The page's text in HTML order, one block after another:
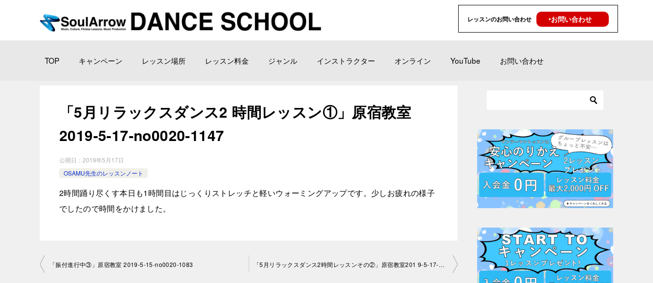
レッスンのお問い合わせ ‣お問い合わせ
TOP キャンペーン レッスン場所 レッスン料金 ジャンル インストラクター オンライン YouTube お問い合わせ
「5月リラックスダンス2 時間レッスン①」原宿教室
2019-5-17-no0020-1147
公開日： 2019年5月17日
OSAMU先生のレッスンノート
2時間踊り尽くす本日も1時間目はじっくりストレッチと軽いウォーミングアップです。少しお疲れの様子
でしたので時間をかけました。
投
「振付進行中③」原宿教室 2019-5-15-no0020-1083 「5月リラックスダンス2時間レッスンその②」原宿教室201 9-5-17-no0020-1147